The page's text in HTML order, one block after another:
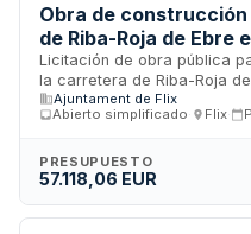
Obra de
de Riba-Roja de Ebre
Scheff y Doctor
Licitación de obra pública
la carretera de Riba-Roja
Scheff y Doctor Stroof, en
objetivo mejorar la
pavimentación, fundación
iluminación y señalización.
contratista.
Ajuntament de Flix
Abierto simplificado
Flix
PRESUPUESTO
57.118,06 EUR